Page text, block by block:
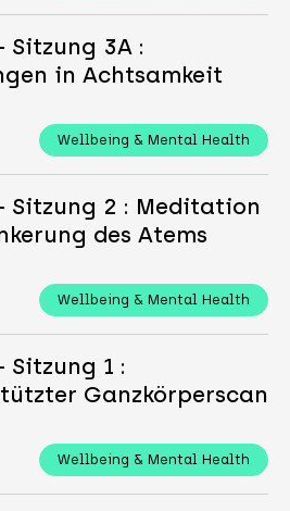
Sitzung 3A :
in Achtsamkeit
Wellbeing & Mental Health
Sitzung 2 : Meditation
des Atems
Wellbeing & Mental Health
Sitzung 1 :
Ganzkörperscan
Wellbeing & Mental Health